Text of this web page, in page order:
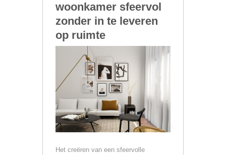
woonkamer sfeervol
zonder in te leveren
op ruimte
Het creëren van een sfeervolle